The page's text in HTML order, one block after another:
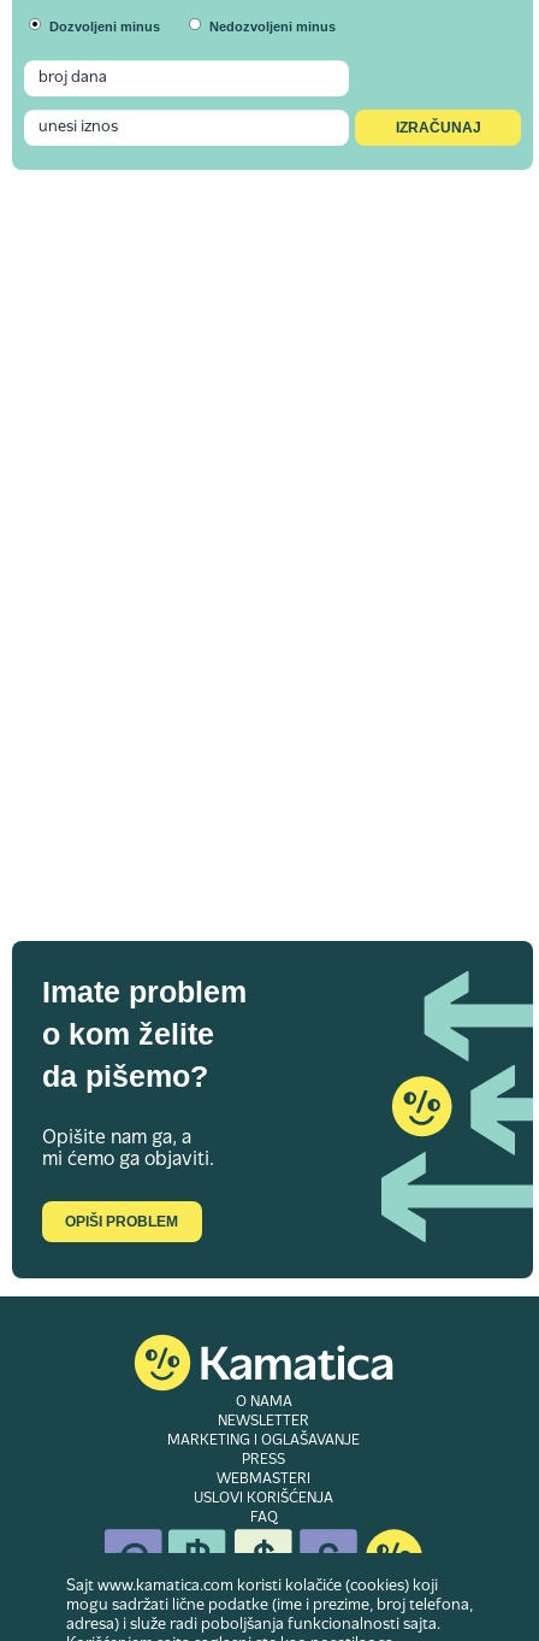
Dozvoljeni minus Nedozvoljeni minus
Imate problem
o kom želite
da pišemo?
Opišite nam ga, a
mi ćemo ga objaviti.
OPIŠI PROBLEM
O NAMA
NEWSLETTER
MARKETING I OGLAŠAVANJE
PRESS
WEBMASTERI
USLOVI KORIŠĆENJA
FAQ
© Copyright 2007-2026. Website developed & owned byDubes doo
Sajt www.kamatica.com koristi kolačiće (cookies) koji
mogu sadržati lične podatke (ime i prezime, broj telefona,
adresa) i služe radi poboljšanja funkcionalnosti sajta.